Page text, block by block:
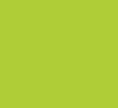
auswählen